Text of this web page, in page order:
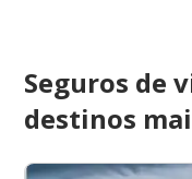
Seguros de
destinos